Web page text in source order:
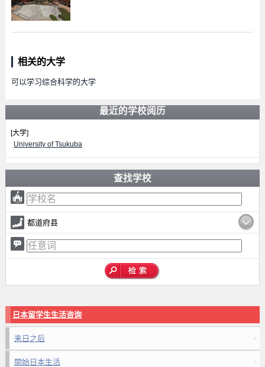
相关的大学
可以学习综合科学的大学
最近的学校阅历
[大学]
University of Tsukuba
查找学校
都道府县
日本留学生生活咨询
来日之后
開始日本生活